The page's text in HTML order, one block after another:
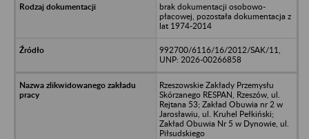
brak dokumentacji osobowo-
płacowej, pozostała dokumentacja z
lat 1974-2014
992700/6116/16/2012/SAK/11,
UNP: 2026-00266858
Rzeszowskie Zakłady Przemysłu
Skórzanego RESPAN, Rzeszów, ul.
Rejtana 53; Zakład Obuwia nr 2 w
Jarosławiu, ul. Kruhel Pełkiński;
Zakład Obuwia Nr 5 w Dynowie, ul.
Piłsudskiego